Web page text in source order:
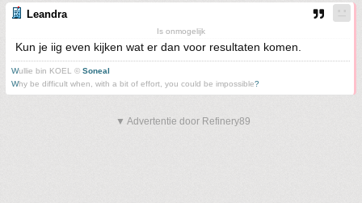
Leandra
Is onmogelijk
Kun je iig even kijken wat er dan voor resultaten komen.
Wullie bin KOEL © Soneal
Why be difficult when, with a bit of effort, you could be impossible?
▼ Advertentie door Refinery89